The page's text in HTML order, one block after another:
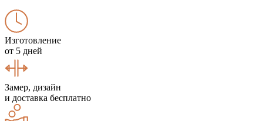
Изготовление
от 5 дней
Замер, дизайн
и доставка бесплатно